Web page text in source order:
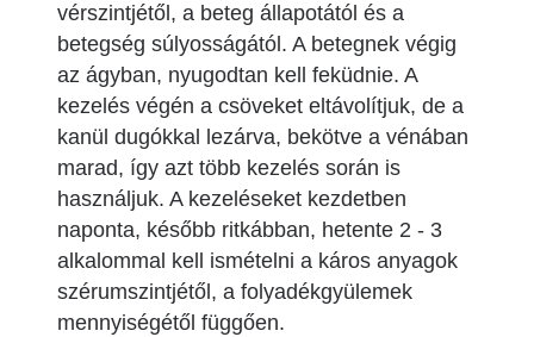
vérszintjétől, a beteg állapotától és a
betegség súlyosságától. A betegnek végig
az ágyban, nyugodtan kell feküdnie. A
kezelés végén a csöveket eltávolítjuk, de a
kanül dugókkal lezárva, bekötve a vénában
marad, így azt több kezelés során is
használjuk. A kezeléseket kezdetben
naponta, később ritkábban, hetente 2 - 3
alkalommal kell ismételni a káros anyagok
szérumszintjétől, a folyadékgyülemek
mennyiségétől függően.